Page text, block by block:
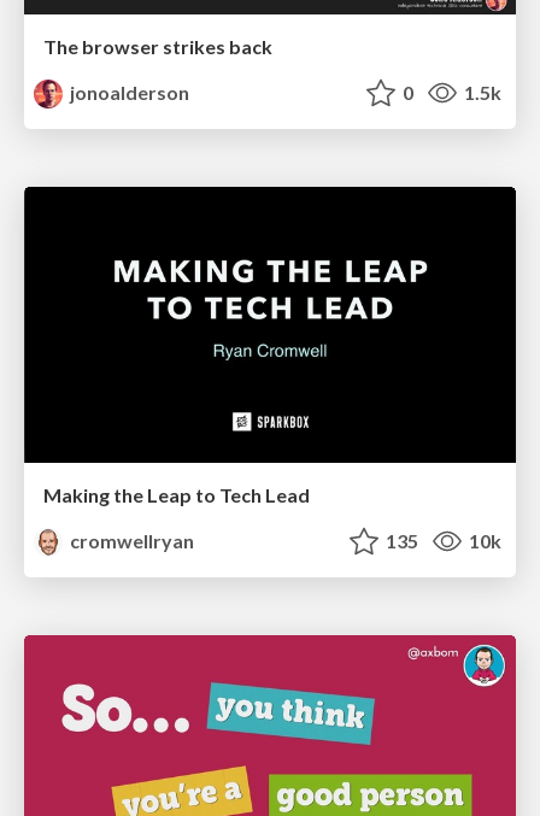
The browser strikes back
jonoalderson
0 1.5k
Making the Leap to Tech Lead
cromwellryan
135 10k